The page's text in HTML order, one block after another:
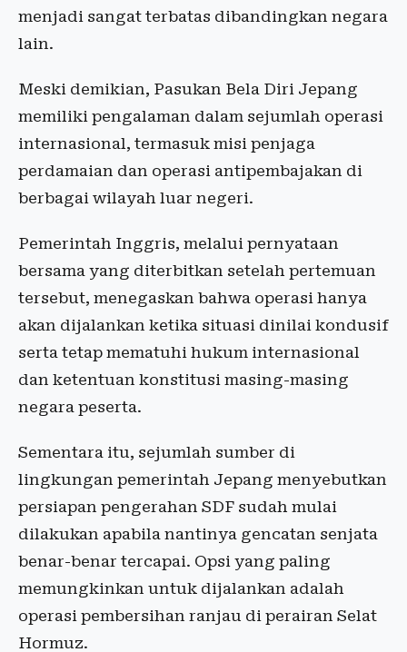
menjadi sangat terbatas dibandingkan negara
lain.
Meski demikian, Pasukan Bela Diri Jepang
memiliki pengalaman dalam sejumlah operasi
internasional, termasuk misi penjaga
perdamaian dan operasi antipembajakan di
berbagai wilayah luar negeri.
Pemerintah Inggris, melalui pernyataan
bersama yang diterbitkan setelah pertemuan
tersebut, menegaskan bahwa operasi hanya
akan dijalankan ketika situasi dinilai kondusif
serta tetap mematuhi hukum internasional
dan ketentuan konstitusi masing-masing
negara peserta.
Sementara itu, sejumlah sumber di
lingkungan pemerintah Jepang menyebutkan
persiapan pengerahan SDF sudah mulai
dilakukan apabila nantinya gencatan senjata
benar-benar tercapai. Opsi yang paling
memungkinkan untuk dijalankan adalah
operasi pembersihan ranjau di perairan Selat
Hormuz.